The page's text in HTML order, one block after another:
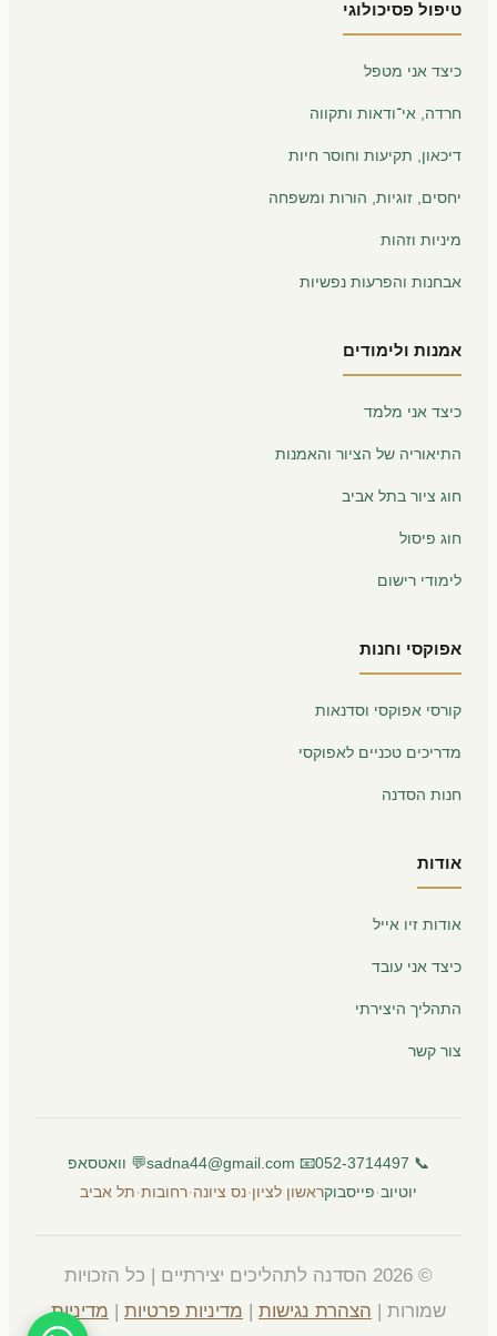
טיפול פסיכולוגי
כיצד אני מטפל
חרדה, אי־ודאות ותקווה
דיכאון, תקיעות וחוסר חיות
יחסים, זוגיות, הורות ומשפחה
מיניות וזהות
אבחנות והפרעות נפשיות
אמנות ולימודים
כיצד אני מלמד
התיאוריה של הציור והאמנות
חוג ציור בתל אביב
חוג פיסול
לימודי רישום
אפוקסי וחנות
קורסי אפוקסי וסדנאות
מדריכים טכניים לאפוקסי
חנות הסדנה
אודות
אודות זיו אייל
כיצד אני עובד
התהליך היצירתי
צור קשר
📞 052-3714497
📧 sadna44@gmail.com
💬 וואטסאפ
יוטיוב·פייסבוקראשון לציון·נס ציונה·רחובות·תל אביב
© 2026 הסדנה לתהליכים יצירתיים | כל הזכויות
שמורות | הצהרת נגישות | מדיניות פרטיות | מדיניות